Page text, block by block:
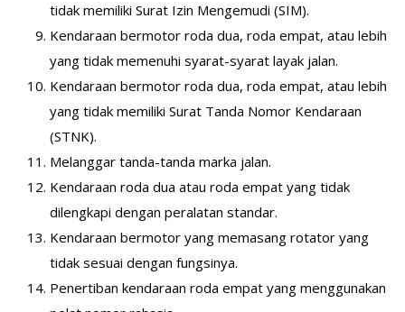
tidak memiliki Surat Izin Mengemudi (SIM).
Kendaraan bermotor roda dua, roda empat, atau lebih
yang tidak memenuhi syarat-syarat layak jalan.
Kendaraan bermotor roda dua, roda empat, atau lebih
yang tidak memiliki Surat Tanda Nomor Kendaraan
(STNK).
Melanggar tanda-tanda marka jalan.
Kendaraan roda dua atau roda empat yang tidak
dilengkapi dengan peralatan standar.
Kendaraan bermotor yang memasang rotator yang
tidak sesuai dengan fungsinya.
Penertiban kendaraan roda empat yang menggunakan